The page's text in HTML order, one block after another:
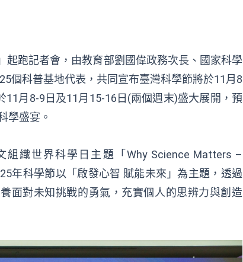
起跑記者會， 由教育部劉國偉政務次長 、 國家科學
25個科普基地代表，共同宣布臺灣科學節將於11月8
11月8-9日及11月15-16日(兩個週末)盛大展開 ，預
學盛宴 。
組織世界科學日主題「 Why Science Matters –
年科學節以「啟發心智 賦能未來」為主題，透過
面對未知挑戰的勇氣，充實個人的思辨力與創造